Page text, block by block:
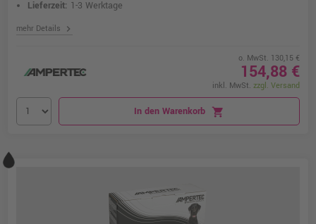
Lieferzeit: 1-3 Werktage
mehr Details chevron_right
o. MwSt. 130,15 €
154,88 €
inkl. MwSt. zzgl. Versand
In den Warenkorb shopping_cart